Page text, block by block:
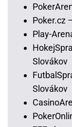
Poker.cz
Play-
Slovákov
Slovákov